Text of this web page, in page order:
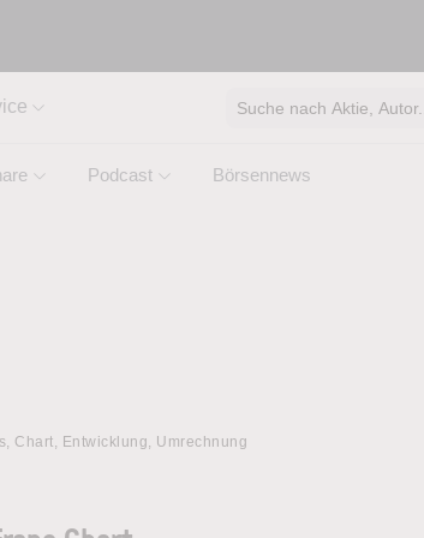
Podcast Börsennews
Suche nach Aktie, Autor...
Chart, Entwicklung, Umrechnung